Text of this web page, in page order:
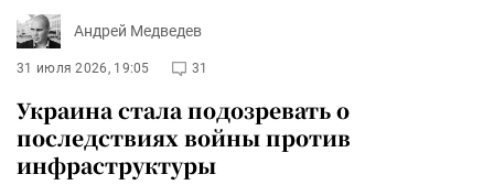
Андрей Медведев
31 июля 2026, 19:05 31
Украина стала подозревать о
последствиях войны против
инфраструктуры